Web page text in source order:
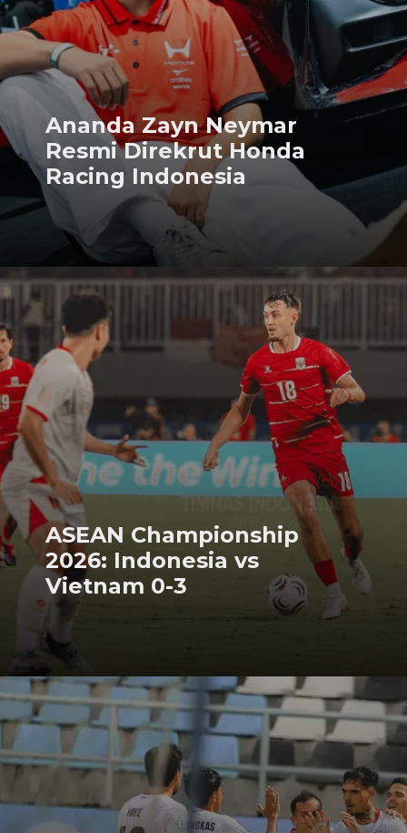
Ananda Zayn Neymar
Resmi Direkrut Honda
Racing Indonesia
ASEAN Championship
2026: Indonesia vs
Vietnam 0-3